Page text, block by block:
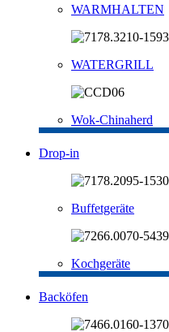
WARMHALTEN
WATERGRILL
Wok-Chinaherd
Drop-in
Buffetgeräte
Kochgeräte
Backöfen